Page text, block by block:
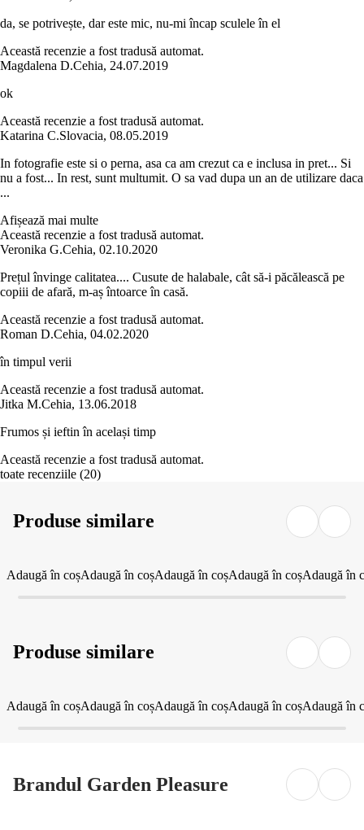
da, se potrivește, dar este mic, nu-mi încap sculele în el
Această recenzie a fost tradusă automat.
Magdalena D.Cehia, 24.07.2019
ok
Această recenzie a fost tradusă automat.
Katarina C.Slovacia, 08.05.2019
In fotografie este si o perna, asa ca am crezut ca e inclusa in pret... Si
nu a fost... In rest, sunt multumit. O sa vad dupa un an de utilizare daca
...
Afișează mai multe
Această recenzie a fost tradusă automat.
Veronika G.Cehia, 02.10.2020
Prețul învinge calitatea.... Cusute de halabale, cât să-i păcălească pe
copiii de afară, m-aș întoarce în casă.
Această recenzie a fost tradusă automat.
Roman D.Cehia, 04.02.2020
în timpul verii
Această recenzie a fost tradusă automat.
Jitka M.Cehia, 13.06.2018
Frumos și ieftin în același timp
Această recenzie a fost tradusă automat.
toate recenziile (20)
Produse similare
Adaugă în coșAdaugă în coșAdaugă în coșAdaugă în coșAdaugă în
Produse similare
Adaugă în coșAdaugă în coșAdaugă în coșAdaugă în coșAdaugă în
Brandul Garden Pleasure